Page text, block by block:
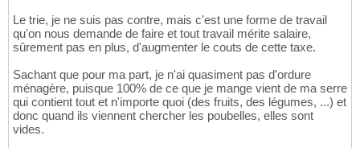
Le trie, je ne suis pas contre, mais c'est une forme de travail
qu'on nous demande de faire et tout travail mérite salaire,
sûrement pas en plus, d'augmenter le couts de cette taxe.
Sachant que pour ma part, je n'ai quasiment pas d'ordure
ménagère, puisque 100% de ce que je mange vient de ma serre
qui contient tout et n'importe quoi (des fruits, des légumes, ...) et
donc quand ils viennent chercher les poubelles, elles sont
vides.